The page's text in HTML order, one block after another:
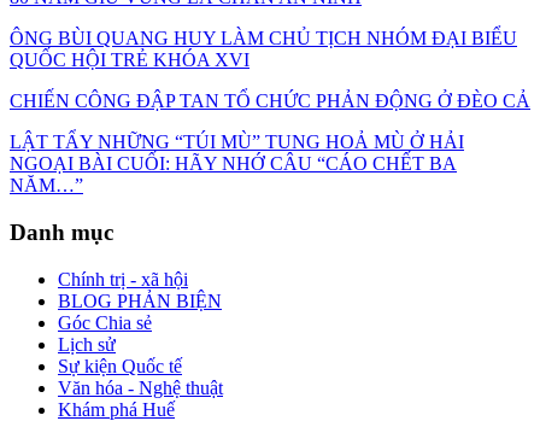
ÔNG BÙI QUANG HUY LÀM CHỦ TỊCH NHÓM ĐẠI BIỂU
QUỐC HỘI TRẺ KHÓA XVI
CHIẾN CÔNG ĐẬP TAN TỔ CHỨC PHẢN ĐỘNG Ở ĐÈO CẢ
LẬT TẨY NHỮNG “TÚI MÙ” TUNG HOẢ MÙ Ở HẢI
NGOẠI BÀI CUỐI: HÃY NHỚ CÂU “CÁO CHẾT BA
NĂM…”
Danh mục
Chính trị - xã hội
BLOG PHẢN BIỆN
Góc Chia sẻ
Lịch sử
Sự kiện Quốc tế
Văn hóa - Nghệ thuật
Khám phá Huế